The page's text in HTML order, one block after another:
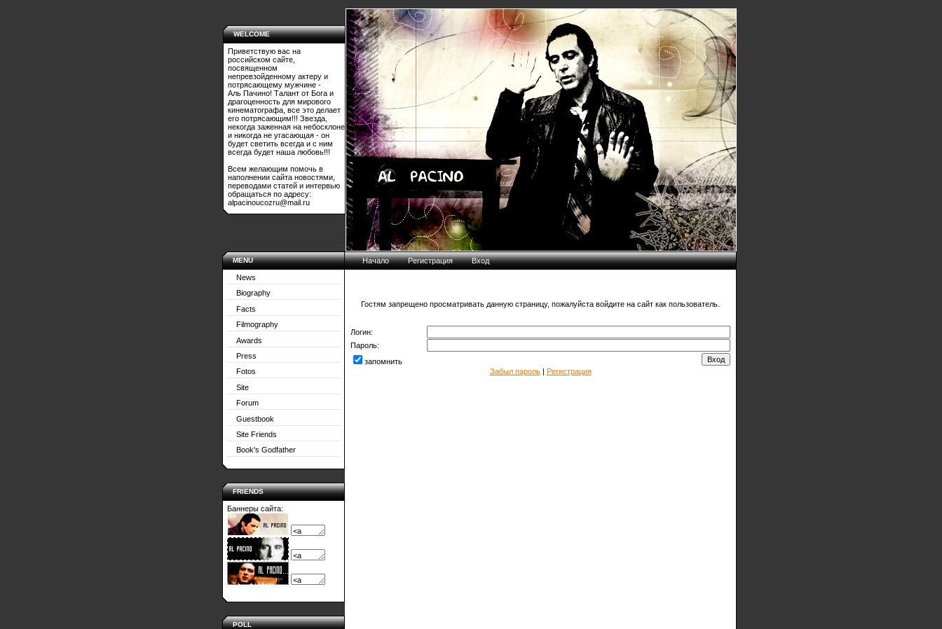
WELCOME
Приветствую вас на
российском сайте,
посвященном
непревзойденному актеру и
потрясающему мужчине -
Аль Пачино! Талант от Бога и
драгоценность для мирового
кинематографа, все это делает
его потрясающим!!! Звезда,
некогда заженная на небосклоне
и никогда не угасающая - он
будет светить всегда и с ним
всегда будет наша любовь!!!
Всем желающим помочь в
наполнении сайта новостями,
переводами статей и интервью
обращаться по адресу:
alpacinoucozru@mail.ru
MENU
News
Biography
Facts
Filmography
Awards
Press
Fotos
Site
Forum
Guestbook
Site Friends
Book's Godfather
FRIENDS
Баннеры сайта:
POLL
Начало Регистрация Вход
Гостям запрещено просматривать данную страницу, пожалуйста войдите на сайт как пользователь.
Логин:
Пароль:
запомнить
Забыл пароль| Регистрация